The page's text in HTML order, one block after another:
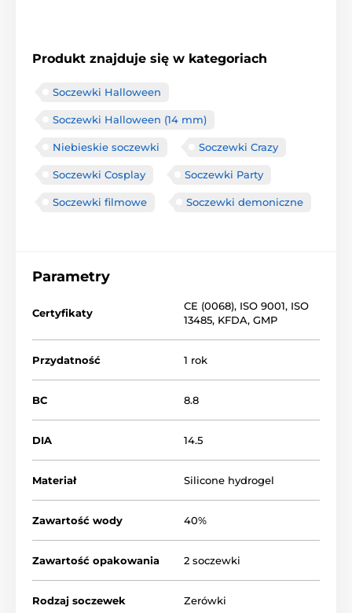
Produkt znajduje się w kategoriach
Soczewki Halloween
Soczewki Halloween (14 mm)
Niebieskie soczewki Soczewki Crazy
Soczewki Cosplay Soczewki Party
Soczewki filmowe Soczewki demoniczne
Parametry
Certyfikaty
CE (0068), ISO 9001, ISO
13485, KFDA, GMP
Przydatność 1 rok
BC 8.8
DIA 14.5
Materiał Silicone hydrogel
Zawartość wody 40%
Zawartość opakowania 2 soczewki
Rodzaj soczewek Zerówki